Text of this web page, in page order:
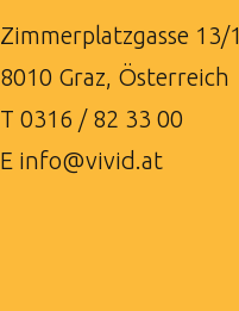
Zimmerplatzgasse 13/1
8010 Graz, Österreich
T 0316 / 82 33 00
E info@vivid.at